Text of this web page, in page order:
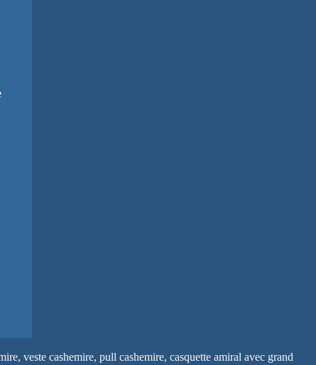
veste cashemire, pull cashemire, casquette amiral avec grand